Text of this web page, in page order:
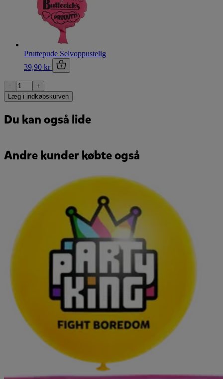
Pruttepude Selvoppustelig
39,90 kr
−
+
Læg i indkøbskurven
Du kan også lide
Andre kunder købte også